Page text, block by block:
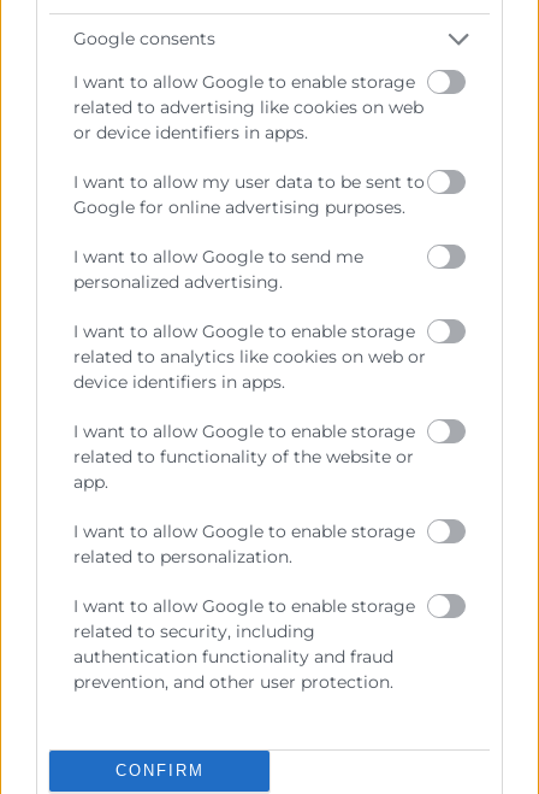
Google consents
I want to allow Google to enable storage
related to advertising like cookies on web
or device identifiers in apps.
I want to allow my user data to be sent to
Google for online advertising purposes.
I want to allow Google to send me
personalized advertising.
I want to allow Google to enable storage
related to analytics like cookies on web or
device identifiers in apps.
I want to allow Google to enable storage
related to functionality of the website or
app.
I want to allow Google to enable storage
related to personalization.
I want to allow Google to enable storage
related to security, including
authentication functionality and fraud
prevention, and other user protection.
CONFIRM
METODOLOGÍA
Las sesiones del curso combinan contenido teórico,
práctico y experiencial, con un enfoque profesional.
herramientas aprendidos en la actividad diaria de los
participantes.
Aquellos participantes que cumplan con al menos el
75% de asistencia recibirán un Diploma acreditativo
expedido por Cámara Valencia.
ITINERARIO FORMATIVO
Este curso forma parte de unitinerario formativo
cuidadosamente diseñado para satisfacer las
mercado.
más información sobre los programas que dan
continuidad a este itinerario, y que te permitirán
acceder a una titulación de mayor prestigio y valor en
el mercado.